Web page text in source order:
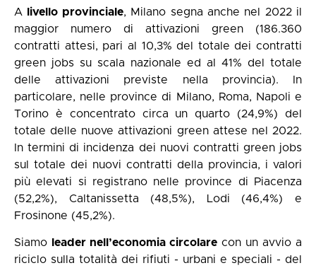
A livello provinciale, Milano segna anche nel 2022 il
maggior numero di attivazioni green (186.360
contratti attesi, pari al 10,3% del totale dei contratti
green jobs su scala nazionale ed al 41% del totale
delle attivazioni previste nella provincia). In
particolare, nelle province di Milano, Roma, Napoli e
Torino è concentrato circa un quarto (24,9%) del
totale delle nuove attivazioni green attese nel 2022.
In termini di incidenza dei nuovi contratti green jobs
sul totale dei nuovi contratti della provincia, i valori
più elevati si registrano nelle province di Piacenza
(52,2%), Caltanissetta (48,5%), Lodi (46,4%) e
Frosinone (45,2%).
Siamo leader nell’economia circolare con un avvio a
riciclo sulla totalità dei rifiuti - urbani e speciali - del